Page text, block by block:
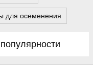
для осеменения